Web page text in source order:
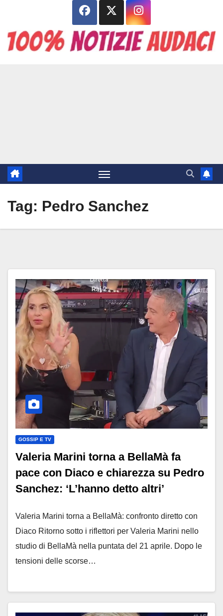
contenuto
Tag: Pedro Sanchez
GOSSIP E TV
Valeria Marini torna a BellaMà fa
pace con Diaco e chiarezza su Pedro
Sanchez: ‘L’hanno detto altri’
Valeria Marini torna a BellaMà: confronto diretto con
Diaco Ritorno sotto i riflettori per Valeria Marini nello
studio di BellaMà nella puntata del 21 aprile. Dopo le
tensioni delle scorse…